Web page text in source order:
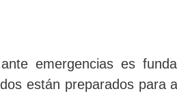
emergencias es
están preparados para